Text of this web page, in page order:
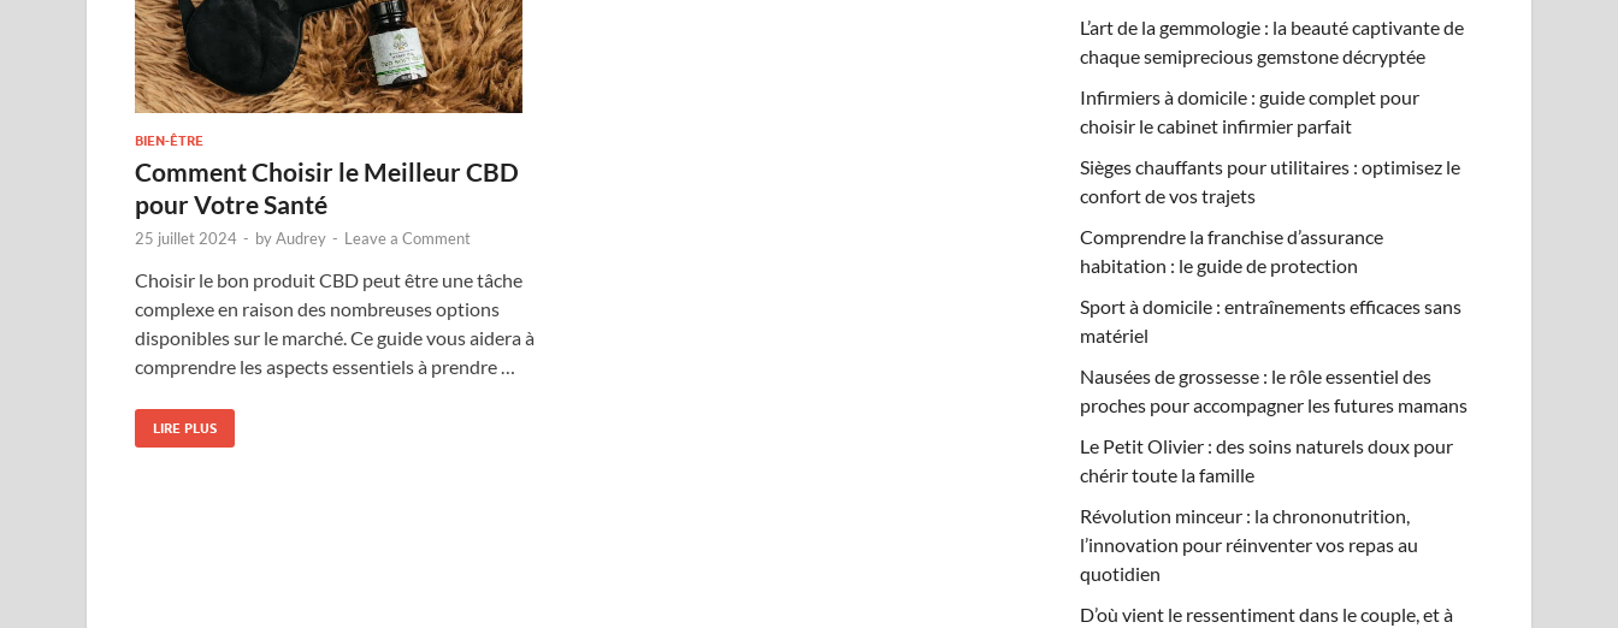
BIEN-ÊTRE
Comment Choisir le Meilleur CBD
pour Votre Santé
25 juillet 2024 - byAudrey - Leave a Comment
Choisir le bon produit CBD peut être une tâche
complexe en raison des nombreuses options
disponibles sur le marché. Ce guide vous aidera à
comprendre les aspects essentiels à prendre …
LIRE PLUS
L’art de la gemmologie : la beauté captivante de
chaque semiprecious gemstone décryptée
Infirmiers à domicile : guide complet pour
choisir le cabinet infirmier parfait
Sièges chauffants pour utilitaires : optimisez le
confort de vos trajets
Comprendre la franchise d’assurance
habitation : le guide de protection
Sport à domicile : entraînements efficaces sans
matériel
Nausées de grossesse : le rôle essentiel des
proches pour accompagner les futures mamans
Le Petit Olivier : des soins naturels doux pour
chérir toute la famille
Révolution minceur : la chrononutrition,
l’innovation pour réinventer vos repas au
quotidien
D’où vient le ressentiment dans le couple, et à